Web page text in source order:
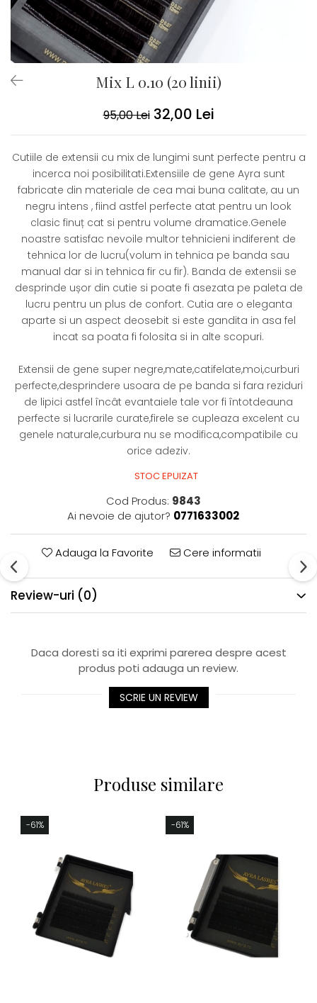
Mix L 0.10 (20 linii)
95,00 Lei 32,00 Lei
Cutiile de extensii cu mix de lungimi sunt perfecte pentru a
incerca noi posibilitati.Extensiile de gene Ayra sunt
fabricate din materiale de cea mai buna calitate, au un
negru intens , fiind astfel perfecte atat pentru un look
clasic finuț cat si pentru volume dramatice.Genele
noastre satisfac nevoile multor tehnicieni indiferent de
tehnica lor de lucru(volum in tehnica pe banda sau
manual dar si in tehnica fir cu fir). Banda de extensii se
desprinde ușor din cutie si poate fi asezata pe paleta de
lucru pentru un plus de confort. Cutia are o eleganta
aparte si un aspect deosebit si este gandita in asa fel
incat sa poata fi folosita si in alte scopuri.
Extensii de gene super negre,mate,catifelate,moi,curburi
perfecte,desprindere usoara de pe banda si fara reziduri
de lipici astfel încât evantaiele tale vor fi întotdeauna
perfecte si lucrarile curate,firele se cupleaza excelent cu
genele naturale,curbura nu se modifica,compatibile cu
orice adeziv.
STOC EPUIZAT
Cod Produs: 9843
Ai nevoie de ajutor? 0771633002
Adauga la Favorite Cere informatii
Review-uri (0)
Daca doresti sa iti exprimi parerea despre acest
produs poti adauga un review.
SCRIE UN REVIEW
Produse similare
-61% -61%